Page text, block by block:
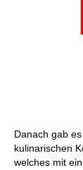
Danach gab
kulinarischen
welches mit